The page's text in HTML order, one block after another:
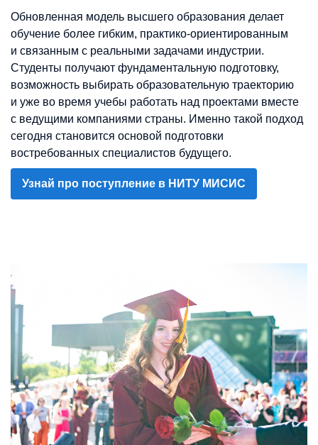
Обновленная модель высшего образования делает
обучение более гибким, практико-ориентированным
и связанным с реальными задачами индустрии.
Студенты получают фундаментальную подготовку,
возможность выбирать образовательную траекторию
и уже во время учебы работать над проектами вместе
с ведущими компаниями страны. Именно такой подход
сегодня становится основой подготовки
востребованных специалистов будущего.
Узнай про поступление в НИТУ МИСИС